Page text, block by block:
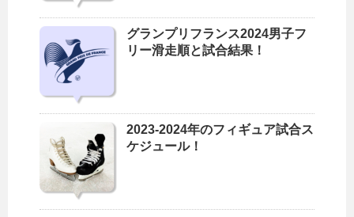
グランプリフランス2024男子フ
リー滑走順と試合結果！
2023-2024年のフィギュア試合ス
ケジュール！